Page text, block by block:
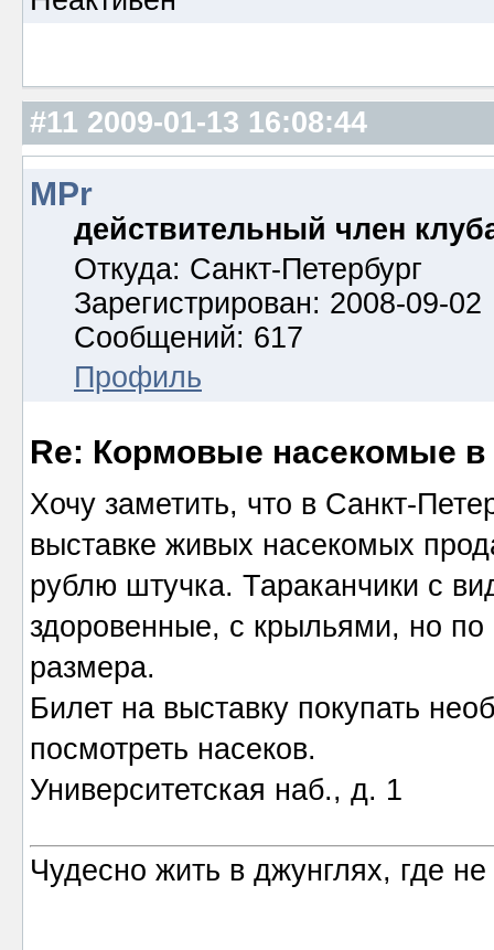
#11 2009-01-13 16:08:44
MPr
действительный член
Откуда: Санкт-Петербург
Зарегистрирован: 2008-09-02
Сообщений: 617
Профиль
Re: Кормовые насекомые в
Хочу заметить, что в Санкт-
выставке живых насекомых
рублю штучка. Тараканчики с
здоровенные, с крыльями, но по
размера.
Билет на выставку покупать
посмотреть насеков.
Университетская наб., д. 1
Чудесно жить в джунглях, где